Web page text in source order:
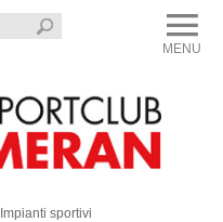
Impianti sportivi
MENU
CLOSE